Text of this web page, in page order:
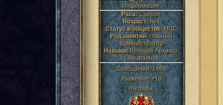
Информация:
Раса:Сайрон
Возраст:нет
Статус в обществе:НПС
Род занятий:главный
администратор
Навыки:Великий Архимаг,
Специалист
Сообщений:1498
Уважение: +18
Награды: